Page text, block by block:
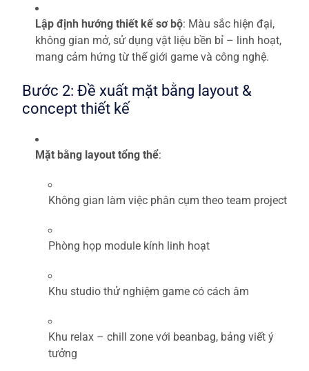
Lập định hướng thiết kế sơ bộ: Màu sắc hiện đại,
không gian mở, sử dụng vật liệu bền bỉ – linh hoạt,
mang cảm hứng từ thế giới game và công nghệ.
Bước 2: Đề xuất mặt bằng layout &
concept thiết kế
Mặt bằng layout tổng thể:
Không gian làm việc phân cụm theo team project
Phòng họp module kính linh hoạt
Khu studio thử nghiệm game có cách âm
Khu relax – chill zone với beanbag, bảng viết ý
tưởng